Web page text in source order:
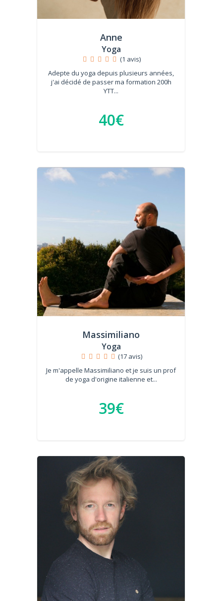
Anne
Yoga
(1 avis)
Adepte du yoga depuis plusieurs années,
j'ai décidé de passer ma formation 200h
YTT...
40€
Massimiliano
Yoga
(17 avis)
Je m'appelle Massimiliano et je suis un prof
de yoga d'origine italienne et...
39€